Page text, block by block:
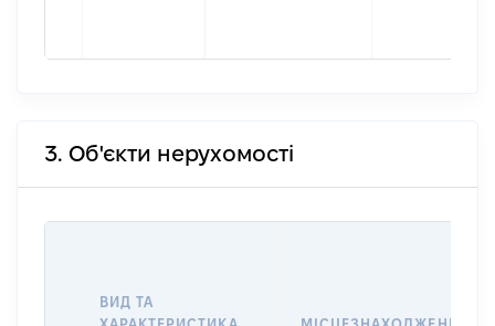
3. Об'єкти нерухомості
ВИД ТА